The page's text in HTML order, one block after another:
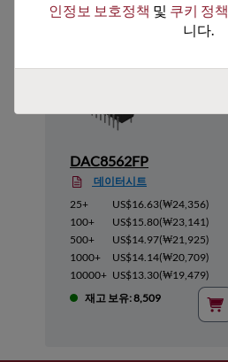
DAC8562FP
데이터시트
25+
US$16.63(₩24,356)
100+
US$15.80(₩23,141)
500+
US$14.97(₩21,925)
1000+
US$14.14(₩20,709)
10000+ US$13.30(₩19,479)
재고 보유: 8,509
인정보 보호정책 및 쿠키 정책
니다.